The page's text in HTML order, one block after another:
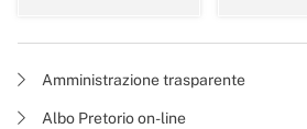
Amministrazione trasparente
Albo Pretorio on-line